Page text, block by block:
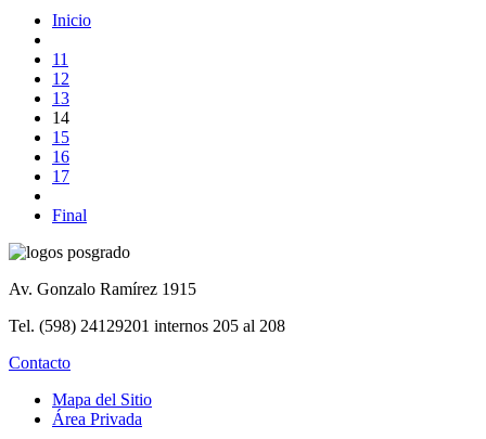
Inicio
11
12
13
14
15
16
17
Final
Av. Gonzalo Ramírez 1915
Tel. (598) 24129201 internos 205 al 208
Contacto
Mapa del Sitio
Área Privada